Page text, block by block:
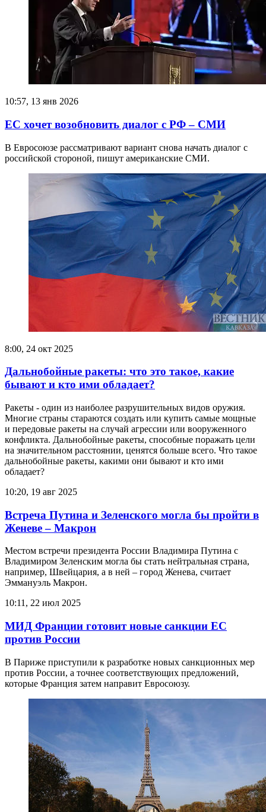
10:57, 13 янв 2026
ЕС хочет возобновить диалог с РФ – СМИ
В Евросоюзе рассматривают вариант снова начать диалог с
российской стороной, пишут американские СМИ.
8:00, 24 окт 2025
Дальнобойные ракеты: что это такое, какие
бывают и кто ими обладает?
Ракеты - один из наиболее разрушительных видов оружия.
Многие страны стараются создать или купить самые мощные
и передовые ракеты на случай агрессии или вооруженного
конфликта. Дальнобойные ракеты, способные поражать цели
на значительном расстоянии, ценятся больше всего. Что такое
дальнобойные ракеты, какими они бывают и кто ими
обладает?
10:20, 19 авг 2025
Встреча Путина и Зеленского могла бы пройти в
Женеве – Макрон
Местом встречи президента России Владимира Путина с
Владимиром Зеленским могла бы стать нейтральная страна,
например, Швейцария, а в ней – город Женева, считает
Эммануэль Макрон.
10:11, 22 июл 2025
МИД Франции готовит новые санкции ЕС
против России
В Париже приступили к разработке новых санкционных мер
против России, а точнее соответствующих предложений,
которые Франция затем направит Евросоюзу.